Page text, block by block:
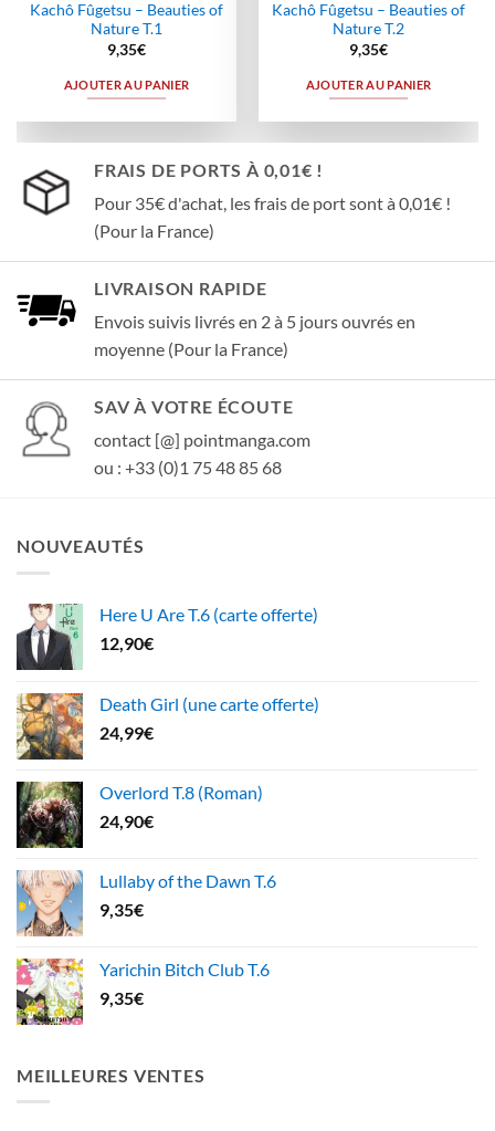
Kachô Fûgetsu – Beauties of
Nature T.1
9,35€
AJOUTER AU PANIER
Kachô Fûgetsu – Beauties of
Nature T.2
9,35€
AJOUTER AU PANIER
FRAIS DE PORTS À 0,01€ !
Pour 35€ d'achat, les frais de port sont à 0,01€ !
(Pour la France)
LIVRAISON RAPIDE
Envois suivis livrés en 2 à 5 jours ouvrés en
moyenne (Pour la France)
SAV À VOTRE ÉCOUTE
contact [@] pointmanga.com
ou : +33 (0)1 75 48 85 68
NOUVEAUTÉS
Here U Are T.6 (carte offerte)
12,90€
Death Girl (une carte offerte)
24,99€
Overlord T.8 (Roman)
24,90€
Lullaby of the Dawn T.6
9,35€
Yarichin Bitch Club T.6
9,35€
MEILLEURES VENTES